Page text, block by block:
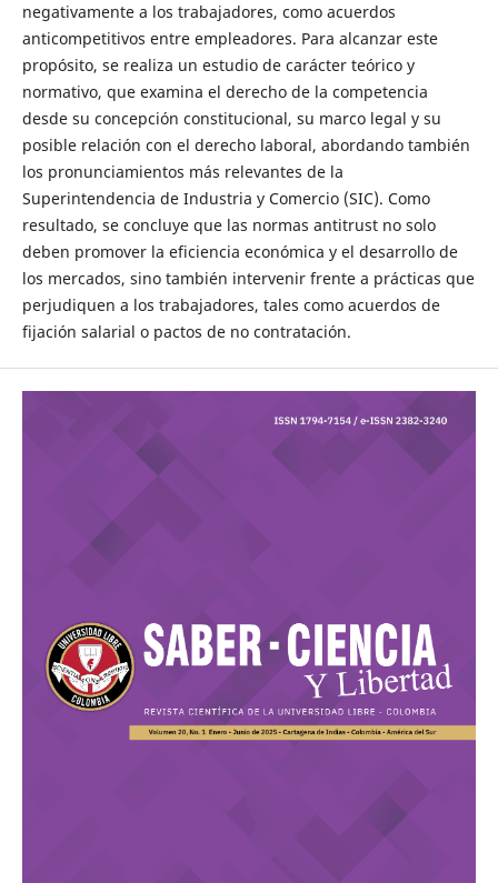
negativamente a los trabajadores, como acuerdos
anticompetitivos entre empleadores. Para alcanzar este
propósito, se realiza un estudio de carácter teórico y
normativo, que examina el derecho de la competencia
desde su concepción constitucional, su marco legal y su
posible relación con el derecho laboral, abordando también
los pronunciamientos más relevantes de la
Superintendencia de Industria y Comercio (SIC). Como
resultado, se concluye que las normas antitrust no solo
deben promover la eficiencia económica y el desarrollo de
los mercados, sino también intervenir frente a prácticas que
perjudiquen a los trabajadores, tales como acuerdos de
fijación salarial o pactos de no contratación.